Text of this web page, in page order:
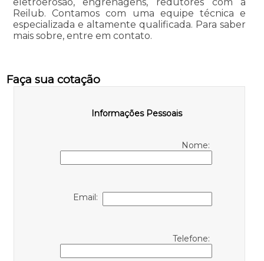
eletroerosão, engrenagens, redutores com a
Reilub. Contamos com uma equipe técnica e
especializada e altamente qualificada. Para saber
mais sobre, entre em contato.
Faça sua cotação
Informações Pessoais
Nome:
Email:
Telefone: